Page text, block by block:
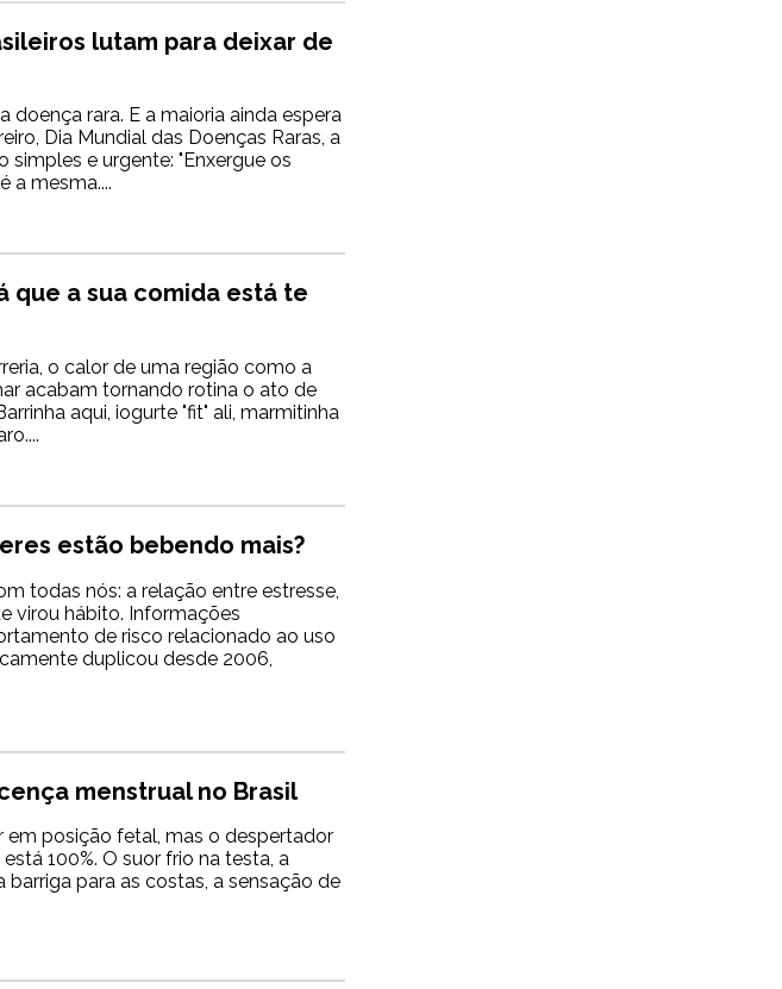
lutam para deixar de
rara. E a maioria ainda espera
Dia Mundial das Doenças Raras, a
e urgente: "Enxergue os
a mesma....
que a sua comida está te
o calor de uma região como a
acabam tornando rotina o ato de
aqui, iogurte "fit" ali, marmitinha
estão bebendo mais?
todas nós: a relação entre estresse,
virou hábito. Informações
de risco relacionado ao uso
duplicou desde 2006,
menstrual no Brasil
em posição fetal, mas o despertador
100%. O suor frio na testa, a
para as costas, a sensação de